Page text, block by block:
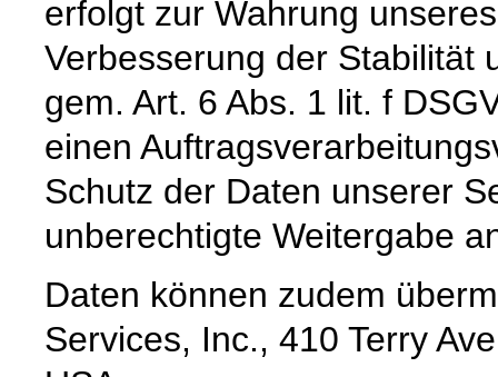
erfolgt zur Wahrung
Verbesserung der Stabilität
gem. Art. 6 Abs. 1 lit. f
einen
Schutz der Daten unserer
unberechtigte Weitergabe
Daten können zudem
Services, Inc., 410 Terry